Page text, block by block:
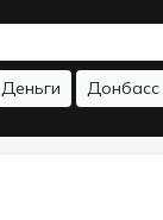
Деньги Донбасс